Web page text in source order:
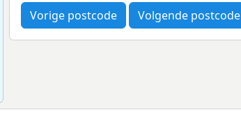
Vorige postcode Volgende postcode